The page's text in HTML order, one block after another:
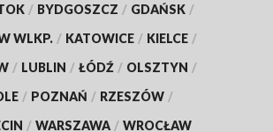
/ BYDGOSZCZ / GDAŃSK /
WLKP. / KATOWICE / KIELCE /
/ LUBLIN / ŁÓDŹ / OLSZTYN /
/ POZNAŃ / RZESZÓW /
/ WARSZAWA / WROCŁAW